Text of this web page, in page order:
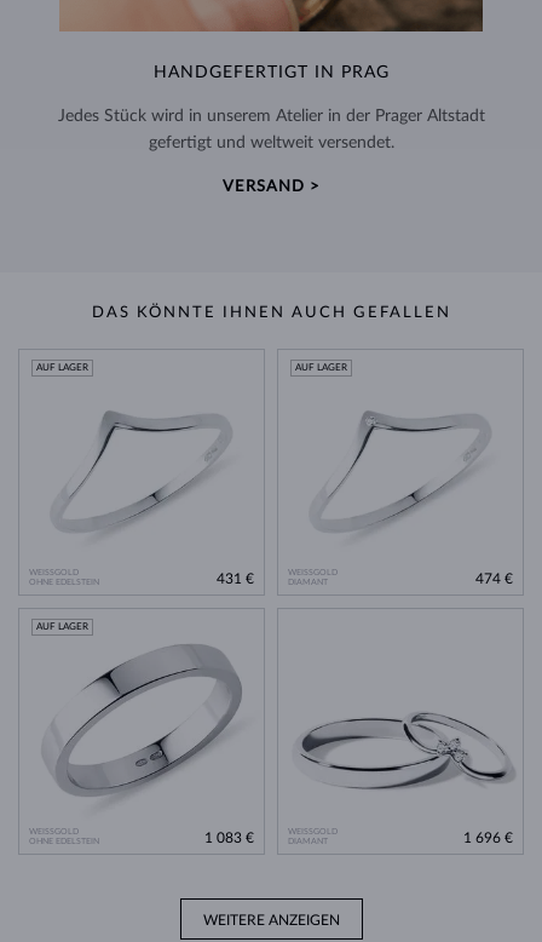
HANDGEFERTIGT IN PRAG
Jedes Stück wird in unserem Atelier in der Prager Altstadt
gefertigt und weltweit versendet.
VERSAND >
DAS KÖNNTE IHNEN AUCH GEFALLEN
WEISSGOLD
OHNE EDELSTEIN
AUF LAGER
431 €
WEISSGOLD
DIAMANT
AUF LAGER
474 €
WEISSGOLD
OHNE EDELSTEIN
AUF LAGER
1 083 €
WEISSGOLD
DIAMANT
1 696 €
WEITERE ANZEIGEN